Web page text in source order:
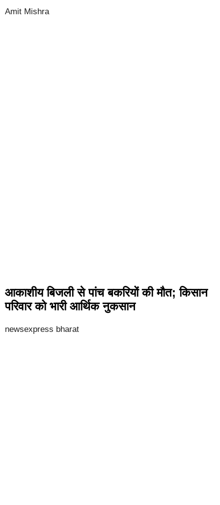
Amit Mishra
आकाशीय बिजली से पांच बकरियों की मौत; किसान
परिवार को भारी आर्थिक नुकसान
newsexpress bharat